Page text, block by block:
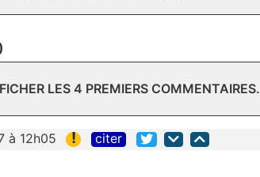
LES 4 PREMIERS COMMENTAIRES.
à 12h05 ! citer